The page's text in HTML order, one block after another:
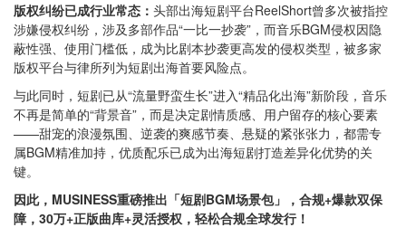
版权纠纷已成行业常态： 头部出海短剧平台ReelShort曾多次被指控
涉嫌侵权纠纷，涉及多部作品“一比一抄袭”，而音乐BGM侵权因隐
蔽性强、使用门槛低，成为比剧本抄袭更高发的侵权类型，被多家
版权平台与律所列为短剧出海首要风险点。
与此同时，短剧已从“流量野蛮生长”进入“精品化出海”新阶段，音乐
不再是简单的“背景音”，而是决定剧情质感、用户留存的核心要素
——甜宠的浪漫氛围、逆袭的爽感节奏、悬疑的紧张张力，都需专
属BGM精准加持，优质配乐已成为出海短剧打造差异化优势的关
键。
因此，MUSINESS重磅推出「短剧BGM场景包」，合规+爆款双保
障， 30万+正版曲库+灵活授权，轻松合规全球发行！